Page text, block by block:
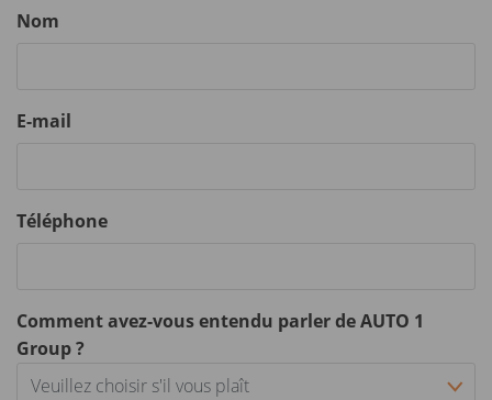
Nom
E-mail
Téléphone
Comment avez-vous entendu parler de AUTO 1
Group ?
Veuillez choisir s'il vous plaît